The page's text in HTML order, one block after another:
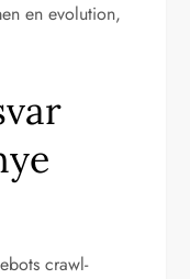
en evolution,
crawl-